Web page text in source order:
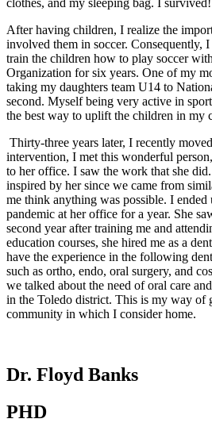
clothes, and my sleeping bag. I survived!
After having children, I realize the
involved them in soccer. Consequently,
train the children how to play soccer
Organization for six years. One of my
taking my daughters team U14 to
second. Myself being very active in
the best way to uplift the children in my
Thirty-three years later, I recently
intervention, I met this wonderful
to her office. I saw the work that she
inspired by her since we came from
me think anything was possible. I
pandemic at her office for a year. She
second year after training me and
education courses, she hired me as a
have the experience in the following
such as ortho, endo, oral surgery, and
we talked about the need of oral care
in the Toledo district. This is my way of
community in which I consider home.
Dr. Floyd Banks
PHD